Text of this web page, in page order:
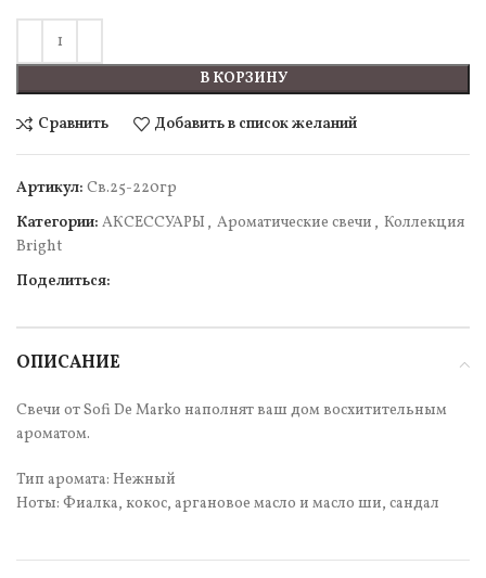
В КОРЗИНУ
Сравнить Добавить в список желаний
Артикул: Св.25-220гр
Категории: АКСЕССУАРЫ , Ароматические свечи , Коллекция
Bright
Поделиться:
ОПИСАНИЕ
Свечи от Sofi De Marko наполнят ваш дом восхитительным
ароматом.
Тип аромата: Нежный
Ноты: Фиалка, кокос, аргановое масло и масло ши, сандал